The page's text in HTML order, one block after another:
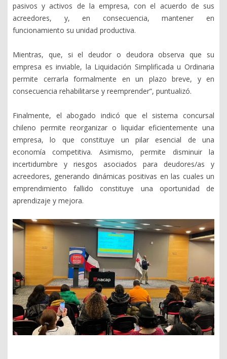
pasivos y activos de la empresa, con el acuerdo de sus
acreedores, y, en consecuencia, mantener en
funcionamiento su unidad productiva.
Mientras, que, si el deudor o deudora observa que su
empresa es inviable, la Liquidación Simplificada u Ordinaria
permite cerrarla formalmente en un plazo breve, y en
consecuencia rehabilitarse y reemprender”, puntualizó.
Finalmente, el abogado indicó que el sistema concursal
chileno permite reorganizar o liquidar eficientemente una
empresa, lo que constituye un pilar esencial de una
economía competitiva. Asimismo, permite disminuir la
incertidumbre y riesgos asociados para deudores/as y
acreedores, generando dinámicas positivas en las cuales un
emprendimiento fallido constituye una oportunidad de
aprendizaje y mejora.